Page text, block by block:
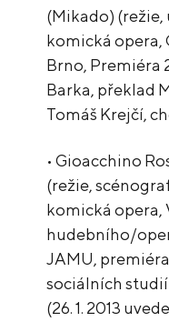
(Mikado) (režie,
komická
Brno, Premiéra
Barka, překlad
Tomáš Krejčí,
• Gioacchino
(režie,
komická opera,
hudebního/
JAMU,
sociálních
(26. 1. 2013